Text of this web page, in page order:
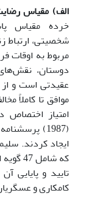
الف) مقیاس
خرده مقیاس
شخصیتی، ارتباط
مربوط به اوقات
دوستان،
عقیدتی است و از
موافق تا کاملاً
امتیاز اختصاص
که
کامکاری و عسگریان،